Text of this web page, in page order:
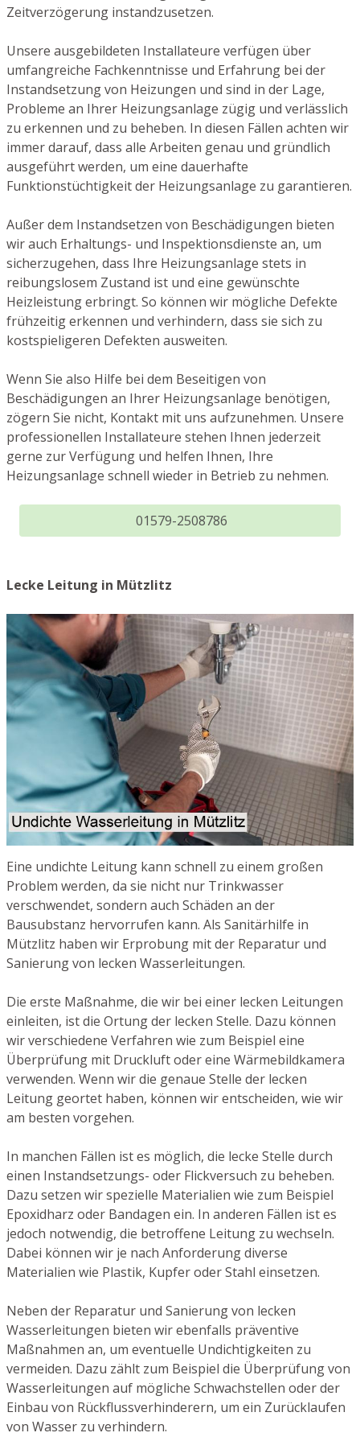
Zeitverzögerung instandzusetzen.
Unsere ausgebildeten Installateure verfügen über
umfangreiche Fachkenntnisse und Erfahrung bei der
Instandsetzung von Heizungen und sind in der Lage,
Probleme an Ihrer Heizungsanlage zügig und verlässlich
zu erkennen und zu beheben. In diesen Fällen achten wir
immer darauf, dass alle Arbeiten genau und gründlich
ausgeführt werden, um eine dauerhafte
Funktionstüchtigkeit der Heizungsanlage zu garantieren.
Außer dem Instandsetzen von Beschädigungen bieten
wir auch Erhaltungs- und Inspektionsdienste an, um
sicherzugehen, dass Ihre Heizungsanlage stets in
reibungslosem Zustand ist und eine gewünschte
Heizleistung erbringt. So können wir mögliche Defekte
frühzeitig erkennen und verhindern, dass sie sich zu
kostspieligeren Defekten ausweiten.
Wenn Sie also Hilfe bei dem Beseitigen von
Beschädigungen an Ihrer Heizungsanlage benötigen,
zögern Sie nicht, Kontakt mit uns aufzunehmen. Unsere
professionellen Installateure stehen Ihnen jederzeit
gerne zur Verfügung und helfen Ihnen, Ihre
Heizungsanlage schnell wieder in Betrieb zu nehmen.
01579-2508786
Lecke Leitung in Mützlitz
Eine undichte Leitung kann schnell zu einem großen
Problem werden, da sie nicht nur Trinkwasser
verschwendet, sondern auch Schäden an der
Bausubstanz hervorrufen kann. Als Sanitärhilfe in
Mützlitz haben wir Erprobung mit der Reparatur und
Sanierung von lecken Wasserleitungen.
Die erste Maßnahme, die wir bei einer lecken Leitungen
einleiten, ist die Ortung der lecken Stelle. Dazu können
wir verschiedene Verfahren wie zum Beispiel eine
Überprüfung mit Druckluft oder eine Wärmebildkamera
verwenden. Wenn wir die genaue Stelle der lecken
Leitung geortet haben, können wir entscheiden, wie wir
am besten vorgehen.
In manchen Fällen ist es möglich, die lecke Stelle durch
einen Instandsetzungs- oder Flickversuch zu beheben.
Dazu setzen wir spezielle Materialien wie zum Beispiel
Epoxidharz oder Bandagen ein. In anderen Fällen ist es
jedoch notwendig, die betroffene Leitung zu wechseln.
Dabei können wir je nach Anforderung diverse
Materialien wie Plastik, Kupfer oder Stahl einsetzen.
Neben der Reparatur und Sanierung von lecken
Wasserleitungen bieten wir ebenfalls präventive
Maßnahmen an, um eventuelle Undichtigkeiten zu
vermeiden. Dazu zählt zum Beispiel die Überprüfung von
Wasserleitungen auf mögliche Schwachstellen oder der
Einbau von Rückflussverhinderern, um ein Zurücklaufen
von Wasser zu verhindern.